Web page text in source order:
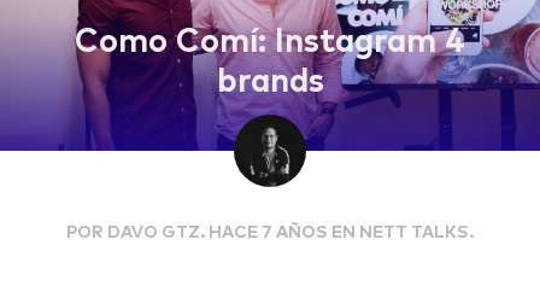
Como Comí: Instagram 4
brands
POR DAVO GTZ. HACE 7 AÑOS EN NETT TALKS.
WORKS